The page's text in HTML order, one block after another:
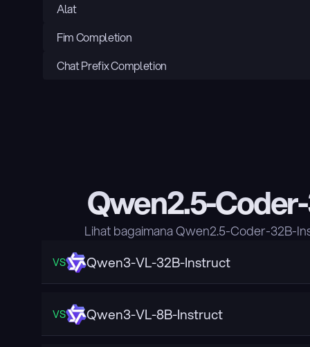
Alat
Fim Completion
Chat Prefix Completion
Qwen2.5-
Lihat bagaimana Qwen2.5-Coder-32B-
VS Qwen3-VL-32B-Instruct
VS Qwen3-VL-8B-Instruct